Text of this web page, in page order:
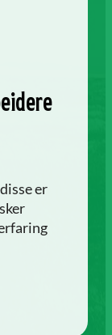
er